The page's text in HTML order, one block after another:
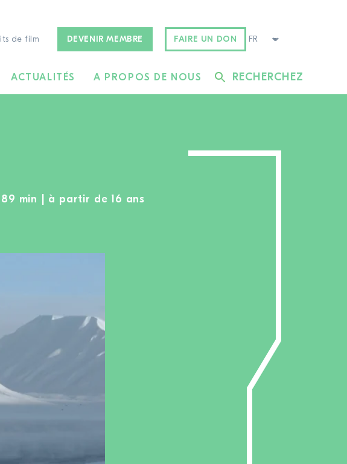
de film DEVENIR MEMBRE FAIRE UN DON
ACTUALITÉS A PROPOS DE NOUS RECHERCHEZ
min | à partir de 16 ans